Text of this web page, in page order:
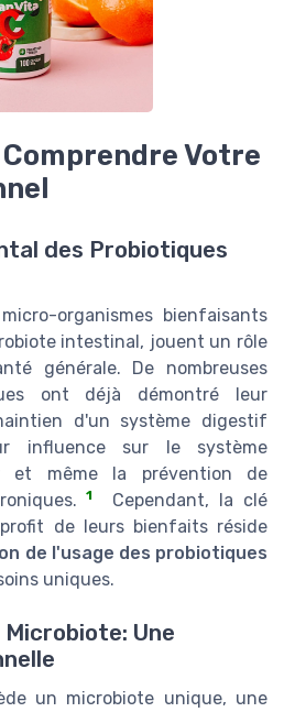
Votre
des Probiotiques
organismes bienfaisants
intestinal, jouent un rôle
générale. De nombreuses
ont déjà démontré leur
d'un système digestif
influence sur le système
et même la prévention de
1
Cependant, la clé
de leurs bienfaits réside
de l'usage des probiotiques
uniques.
Une
un microbiote unique, une